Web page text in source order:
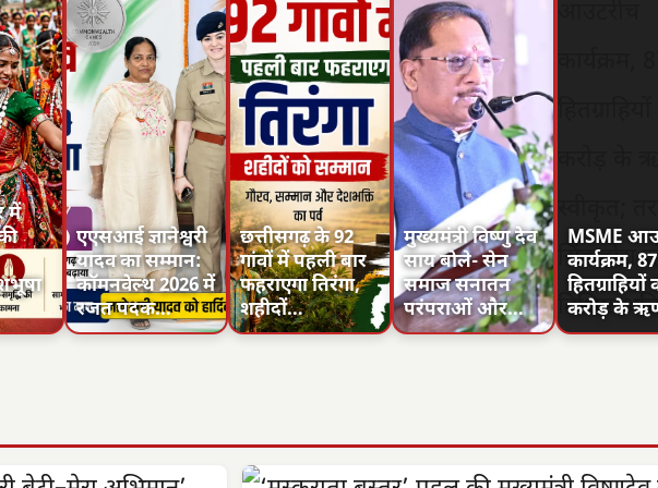
में
एएसआई ज्ञानेश्वरी
यादव का सम्मान:
कॉमनवेल्थ 2026 में
रजत पदक…
छत्तीसगढ़ के 92
गांवों में पहली बार
फहराएगा तिरंगा,
शहीदों…
मुख्यमंत्री विष्णु देव
साय बोले- सेन
समाज सनातन
परंपराओं और…
MSME
कार्यक्रम, 87
हितग्राहियों
करोड़ के